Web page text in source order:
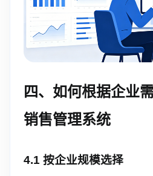
四、如何根据企业
销售管理系统
4.1 按企业规模选择